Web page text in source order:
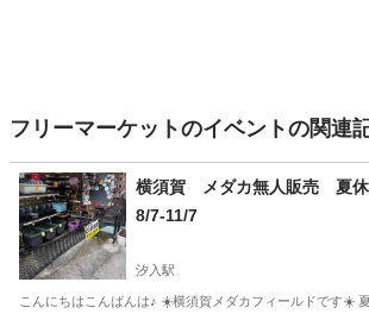
フリーマーケットのイベントの関連
横須賀 メダカ無人販売 夏休
8/7-11/7
汐入駅
こんにちはこんばんは♪ ☀️横須賀メダカフィールドです☀️